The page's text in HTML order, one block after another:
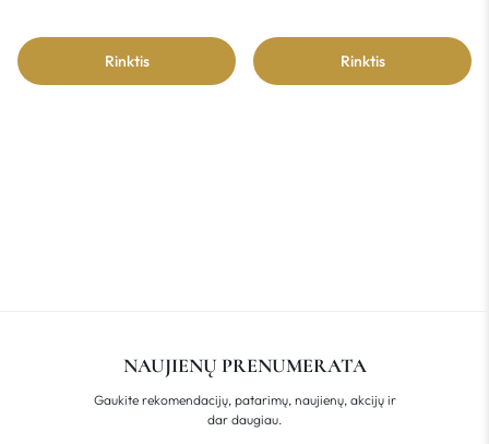
Rinktis Rinktis
NAUJIENŲ PRENUMERATA
Gaukite rekomendacijų, patarimų, naujienų, akcijų ir
dar daugiau.